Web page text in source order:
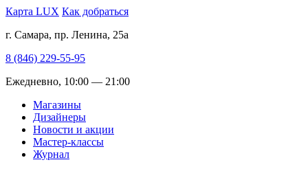
Карта LUX Как добраться
г. Самара, пр. Ленина, 25а
8 (846) 229-55-95
Ежедневно, 10:00 — 21:00
Магазины
Дизайнеры
Новости и акции
Мастер-классы
Журнал